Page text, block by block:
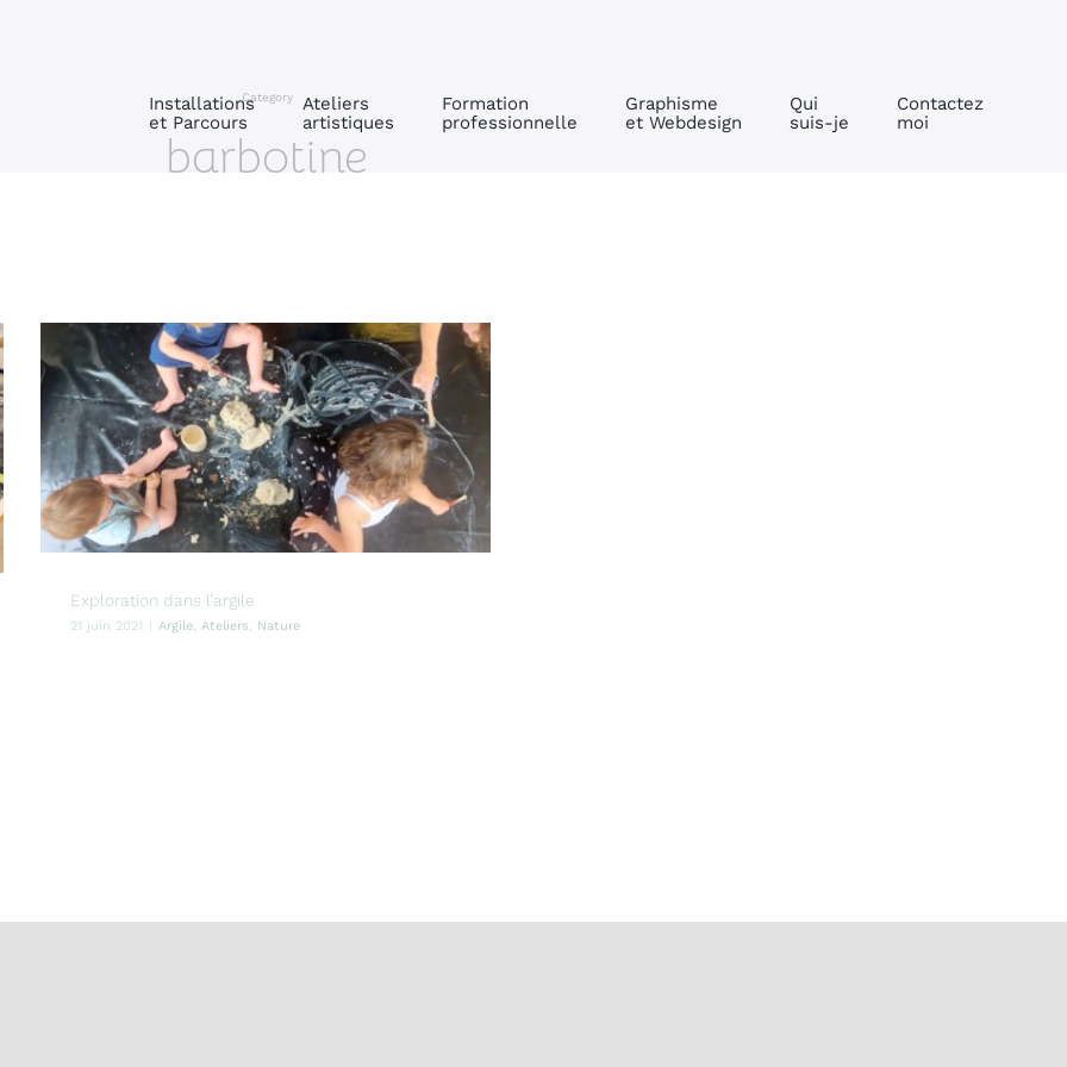
Installations
et Parcours
Ateliers
artistiques
Formation
professionnelle
Graphisme
et Webdesign
Qui
suis-je
Contactez
moi
Category
barbotine
Exploration dans l’argile
21 juin 2021 Argile, Ateliers, Nature